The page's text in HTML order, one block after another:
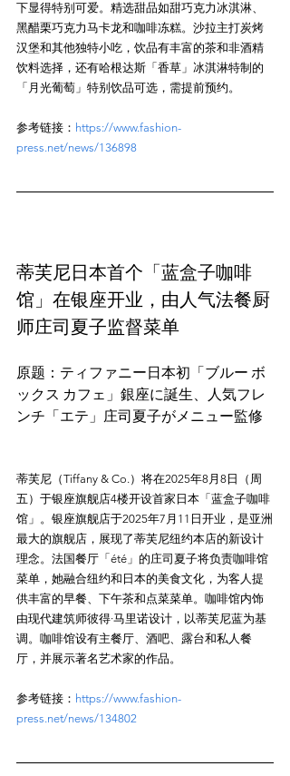
下显得特别可爱。精选甜品如甜巧克力冰淇淋、
黑醋栗巧克力马卡龙和咖啡冻糕。沙拉主打炭烤
汉堡和其他独特小吃，饮品有丰富的茶和非酒精
饮料选择，还有哈根达斯「香草」冰淇淋特制的
参考链接： https://www.fashion-
press.net/news/136898
蒂芙尼日本首个「蓝盒子咖啡
馆」在银座开业，由人气法餐厨
师庄司夏子监督菜单
原题：ティファニー日本初「ブルー ボ
ックス カフェ」銀座に誕生、人気フレ
蒂芙尼（Tiffany & Co.）将在2025年8月8日（周
五）于银座旗舰店4楼开设首家日本「蓝盒子咖啡
馆」。银座旗舰店于2025年7月11日开业，是亚洲
最大的旗舰店，展现了蒂芙尼纽约本店的新设计
理念。法国餐厅「été」的庄司夏子将负责咖啡馆
菜单，她融合纽约和日本的美食文化，为客人提
供丰富的早餐、下午茶和点菜菜单。咖啡馆内饰
由现代建筑师彼得·马里诺设计，以蒂芙尼蓝为基
调。咖啡馆设有主餐厅、酒吧、露台和私人餐
参考链接： https://www.fashion-
press.net/news/134802